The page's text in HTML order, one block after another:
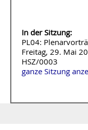
In der Sitzung:
PL04:
Freitag, 29. Mai
HSZ/0003
ganze Sitzung